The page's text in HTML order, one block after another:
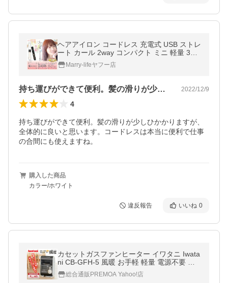
ヘアアイロン コードレス 充電式 USB ストレ
ート カール 2way コンパクト ミニ 軽量 3段
階温度調節 レディース メンズ 共用 RENAG
E 旅行 前髪 アレンジ
Marry-lifeヤフー店
持ち運びができて便利。髪の滑りが少しひ… 2022/12/9
4
持ち運びができて便利。髪の滑りが少しひかかりますが、
全体的に良いと思います。コードレスは本当に便利で仕事
の合間にも使えますね。
購入した商品
カラー/ホワイト
違反報告 いいね 0
カセットガスファンヒーター イワタニ Iwata
ni CB-GFH-5 風暖 お手軽 軽量 電源不要 停
電対策 災害対策 コンパクト 持ち運び 足元暖
房 コードレス
総合通販PREMOA Yahoo!店